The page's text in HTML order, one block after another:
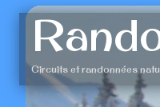
Circuits et randonnées